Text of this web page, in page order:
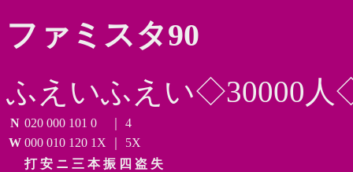
ファミスタ90
ふえいふえい◇30000人
N 020 000 101 0
4
W 000 010 120 1X
5X
打 安 ニ 三 本 振 四 盗 失